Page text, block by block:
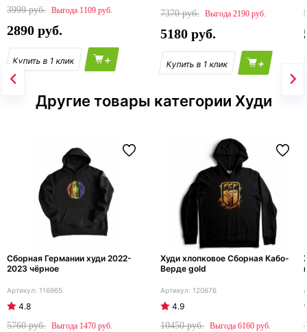
3999
1109
2890
+
7370
2190
5180
+
Другие товары категории Худи
Сборная Германии худи 2022-
2023 чёрное
116965
4.8
5760
1470
Худи хлопковое Сборная Кабо-
Верде gold
120676
4.9
10450
6160